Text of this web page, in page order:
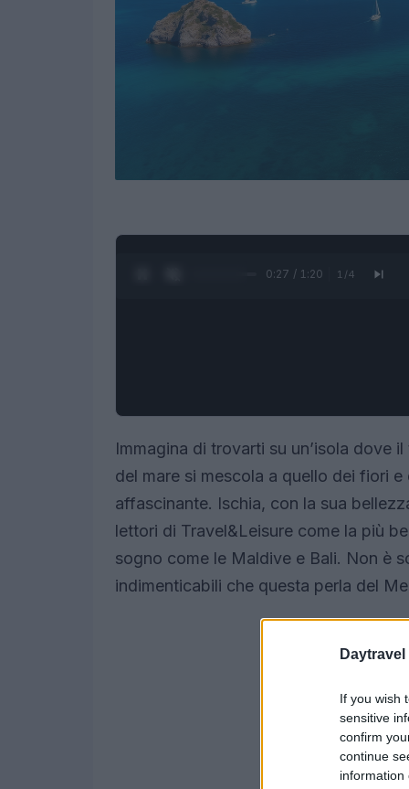
Daytravel
If you wish
sensitive
confirm
continue
information
0:28 / 1:20 1 /4
Immagina di trovarti su un’isola dove
del mare si mescola a quello dei fiori
affascinante. Ischia, con la sua
lettori di Travel&Leisure come la più
sogno come le Maldive e Bali. Non è
indimenticabili che questa perla del